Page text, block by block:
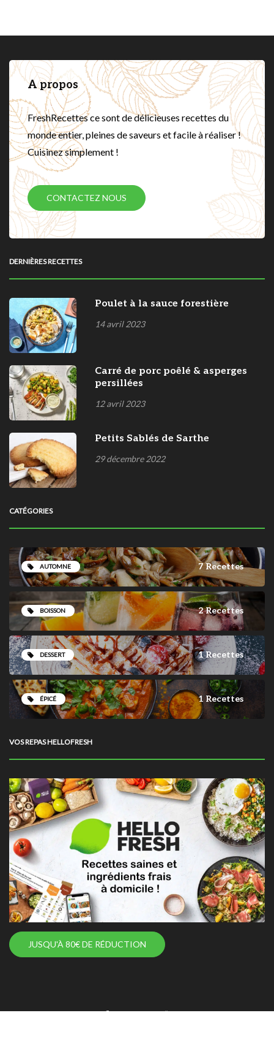
A propos
FreshRecettes ce sont de délicieuses recettes du
monde entier, pleines de saveurs et facile à réaliser !
Cuisinez simplement !
CONTACTEZ NOUS
DERNIÈRES RECETTES
Poulet à la sauce forestière
14 avril 2023
Carré de porc poêlé & asperges
persillées
12 avril 2023
Petits Sablés de Sarthe
29 décembre 2022
CATÉGORIES
AUTOMNE 7 Recettes
BOISSON 2 Recettes
DESSERT 1 Recettes
ÉPICÉ 1 Recettes
VOS REPAS HELLOFRESH
JUSQU'À 80€ DE RÉDUCTION